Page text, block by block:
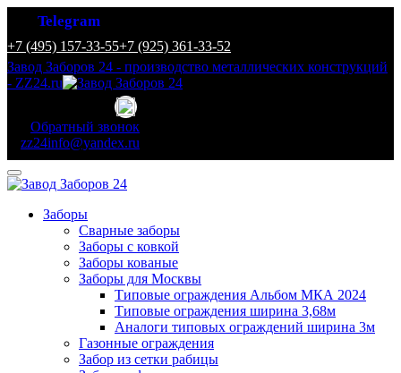
+7 (495) 157-33-55+7 (925) 361-33-52
Завод Заборов 24 - производство металлических конструкций
- ZZ24.ru
Telegram
Обратный звонок
zz24info@yandex.ru
Заборы
Сварные заборы
Заборы с ковкой
Заборы кованые
Заборы для Москвы
Типовые ограждения Альбом МКА 2024
Типовые ограждения ширина 3,68м
Аналоги типовых ограждений ширина 3м
Газонные ограждения
Забор из сетки рабицы